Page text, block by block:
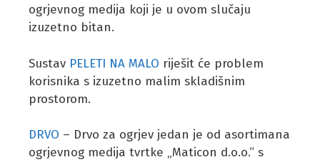
ogrjevnog medija koji je u ovom slučaju
izuzetno bitan.
Sustav PELETI NA MALO riješit će problem
korisnika s izuzetno malim skladišnim
prostorom.
DRVO – Drvo za ogrjev jedan je od asortimana
ogrjevnog medija tvrtke „Maticon d.o.o.“ s